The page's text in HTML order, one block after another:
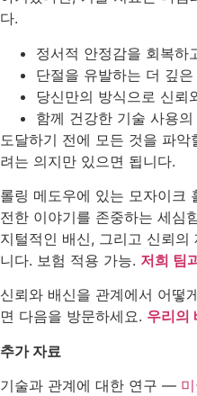
다.
정서적 안정감을 회복하
단절을 유발하는 더 깊
당신만의 방식으로 신뢰
함께 건강한 기술 사용
도달하기 전에 모든 것을 파
려는 의지만 있으면 됩니다.
롤링 메도우에 있는 모자이크
전한 이야기를 존중하는 세심
지털적인 배신, 그리고 신뢰
니다. 보험 적용 가능. 저희 팀
신뢰와 배신을 관계에서 어떻
면 다음을 방문하세요. 우리의
추가 자료
기술과 관계에 대한 연구 —